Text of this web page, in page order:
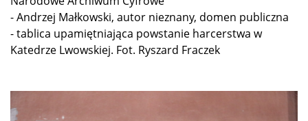
- Andrzej Małkowski, autor nieznany, domen publiczna
- tablica upamiętniająca powstanie harcerstwa w
Katedrze Lwowskiej. Fot. Ryszard Fraczek